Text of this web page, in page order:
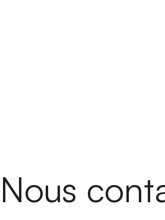
Nous